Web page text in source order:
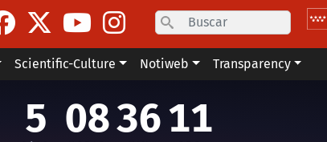
Search
Scientific-Culture Notiweb Transparency
5 083610